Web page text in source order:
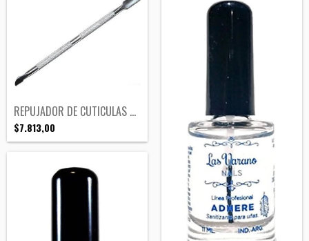
REPUJADOR DE CUTICULAS ACERO
$7.813,00